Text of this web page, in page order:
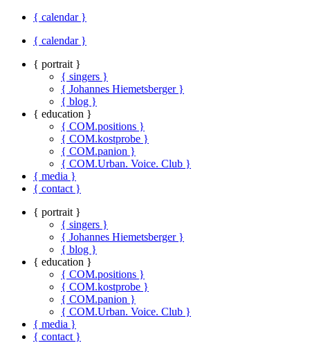
{ calendar }
{ calendar }
{ portrait }
{ singers }
{ Johannes Hiemetsberger }
{ blog }
{ education }
{ COM.positions }
{ COM.kostprobe }
{ COM.panion }
{ COM.Urban. Voice. Club }
{ media }
{ contact }
{ portrait }
{ singers }
{ Johannes Hiemetsberger }
{ blog }
{ education }
{ COM.positions }
{ COM.kostprobe }
{ COM.panion }
{ COM.Urban. Voice. Club }
{ media }
{ contact }